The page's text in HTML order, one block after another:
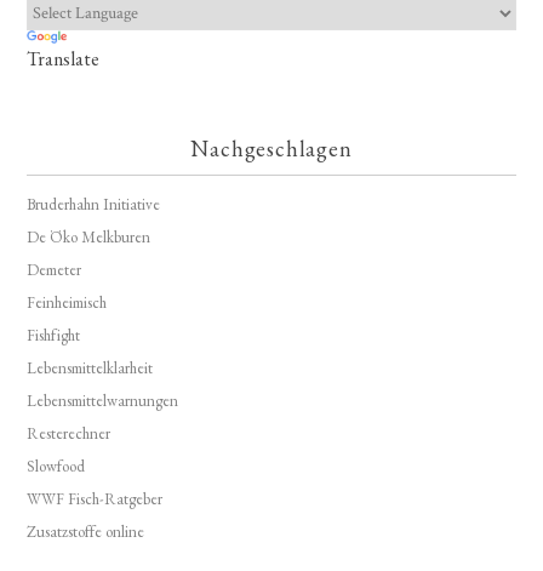
Translate
Nachgeschlagen
Bruderhahn Initiative
De Öko Melkburen
Demeter
Feinheimisch
Fishfight
Lebensmittelklarheit
Lebensmittelwarnungen
Resterechner
Slowfood
WWF Fisch-Ratgeber
Zusatzstoffe online